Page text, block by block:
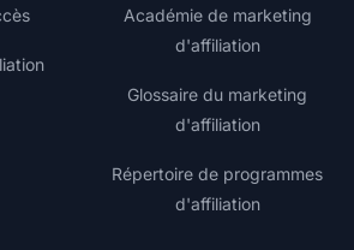
Académie de marketing
d'affiliation
Glossaire du marketing
d'affiliation
Répertoire de programmes
d'affiliation